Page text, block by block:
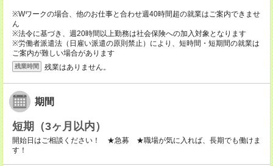
※Wワークの場合、他のお仕事と合わせ週40時間超の就業はご案内できませ
ん
※法令に基づき、週20時間以上勤務は社会保険への加入対象となります
※労働者派遣法（日雇い派遣の原則禁止）により、短時間・短期間の就業は
ご案内が難しい場合があります
残業時間 残業はありません。
期間
短期（3ヶ月以内）
開始日はご相談ください！ ★急募 ★職場が気に入れば、長期でも働けま
す！